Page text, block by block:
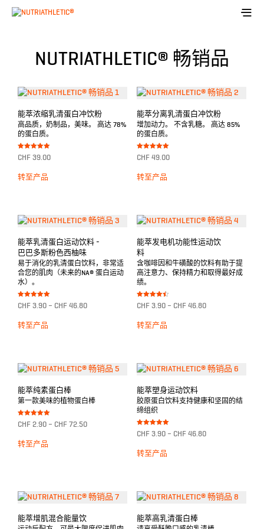
NUTRIATHLETIC® 畅销品
能萃浓缩乳清蛋白冲饮粉
高品质，奶制品，美味。 高达 78%
的蛋白质。
Bewertet mit
5.00
CHF 39.00
转至产品
能萃分离乳清蛋白冲饮粉
增加动力。 不含乳糖。 高达 85%
的蛋白质。
Bewertet mit
5.00
CHF49.00
转至产品
能萃乳清蛋白运动饮料 -
巴巴多斯粉色西柚味
易于消化的乳清蛋白饮料，非常适
合您的肌肉（未来的NA® 蛋白运动
水）。
Bewertet mit
5.00
CHF 3.90 – CHF 46.80
转至产品
能萃发电机功能性运动饮
料
含咖啡因和牛磺酸的饮料有助于提
高注意力、保持精力和取得最好成
绩。
Bewertet
mit
von 5
CHF3.90 – CHF46.80
转至产品
能萃纯素蛋白棒
第一款美味的植物蛋白棒
Bewertet mit
5.00
CHF 2.90 – CHF 72.50
转至产品
能萃塑身运动饮料
胶原蛋白饮料支持健康和坚固的结
缔组织
Bewertet mit
5.00
CHF3.90 – CHF46.80
转至产品
能萃增肌混合能量饮 能萃高乳清蛋白棒